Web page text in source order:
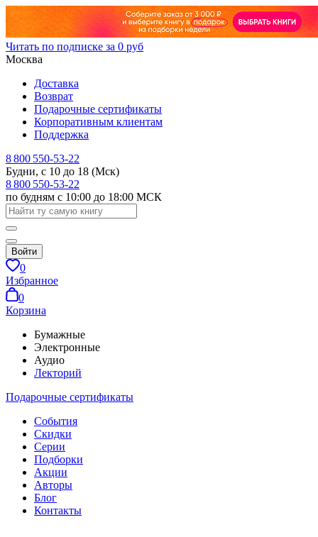
Читать по подписке за 0 руб
Москва
Доставка
Возврат
Подарочные сертификаты
Корпоративным клиентам
Поддержка
8 800 550-53-22
Будни, с 10 до 18 (Мск)
8 800 550-53-22
по будням с 10:00 до 18:00 МСК
Войти
0
Избранное
0
Корзина
Бумажные
Электронные
Аудио
Лекторий
Подарочные сертификаты
События
Скидки
Серии
Подборки
Акции
Авторы
Блог
Контакты